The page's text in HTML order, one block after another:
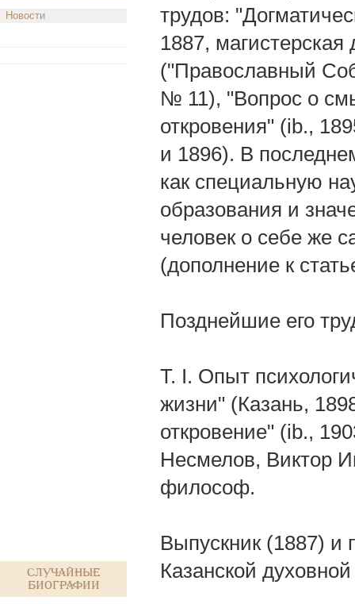
Новости
Случайные
биографии
трудов:
1887,
("Православный
№ 11), "Вопрос о
откровения" (ib.,
и 1896). В
как специальную
образования и
человек о себе же
(дополнение к
Позднейшие его
Т. I. Опыт
жизни" (Казань,
откровение" (ib.,
Несмелов, Виктор
философ.
Выпускник (1887)
Казанской